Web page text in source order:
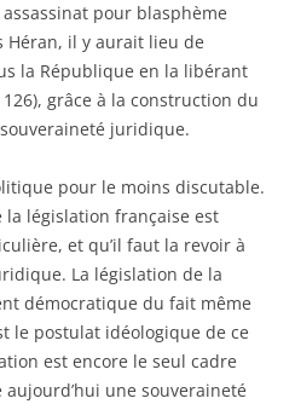
pour blasphème
Héran, il y aurait lieu de
la République en la libérant
grâce à la construction du
juridique.
pour le moins discutable.
la législation française est
et qu’il faut la revoir à
La législation de la
démocratique du fait même
le postulat idéologique de ce
est encore le seul cadre
aujourd’hui une souveraineté